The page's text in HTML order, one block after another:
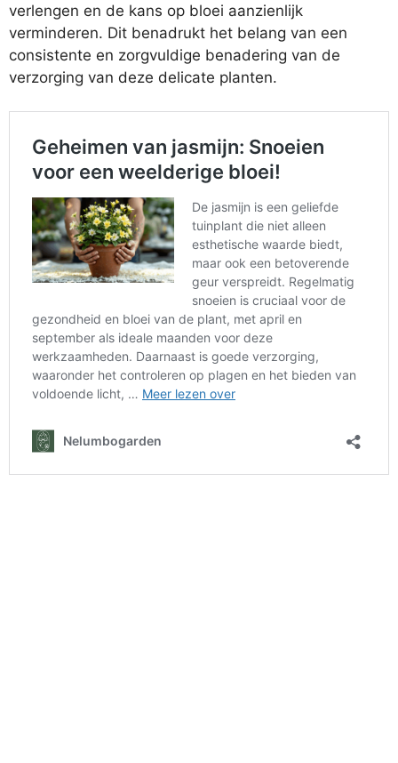
verlengen en de kans op bloei aanzienlijk
verminderen. Dit benadrukt het belang van een
consistente en zorgvuldige benadering van de
verzorging van deze delicate planten.